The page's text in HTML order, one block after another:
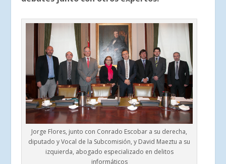
Jorge Flores, junto con Conrado Escobar a su derecha,
diputado y Vocal de la Subcomisión, y David Maeztu a su
izquierda, abogado especializado en delitos
informáticos